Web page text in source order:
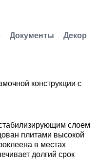
Документы Декор
конструкции с
слоем
плитами высокой
в местах
долгий срок